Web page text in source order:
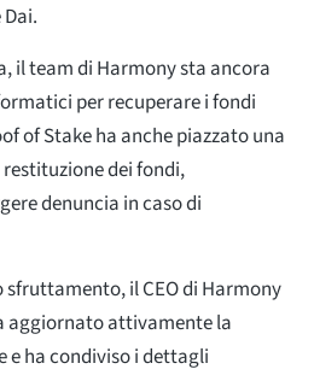
il team di Harmony sta ancora
per recuperare i fondi
of Stake ha anche piazzato una
dei fondi,
denuncia in caso di
sfruttamento, il CEO di Harmony
aggiornato attivamente la
ha condiviso i dettagli